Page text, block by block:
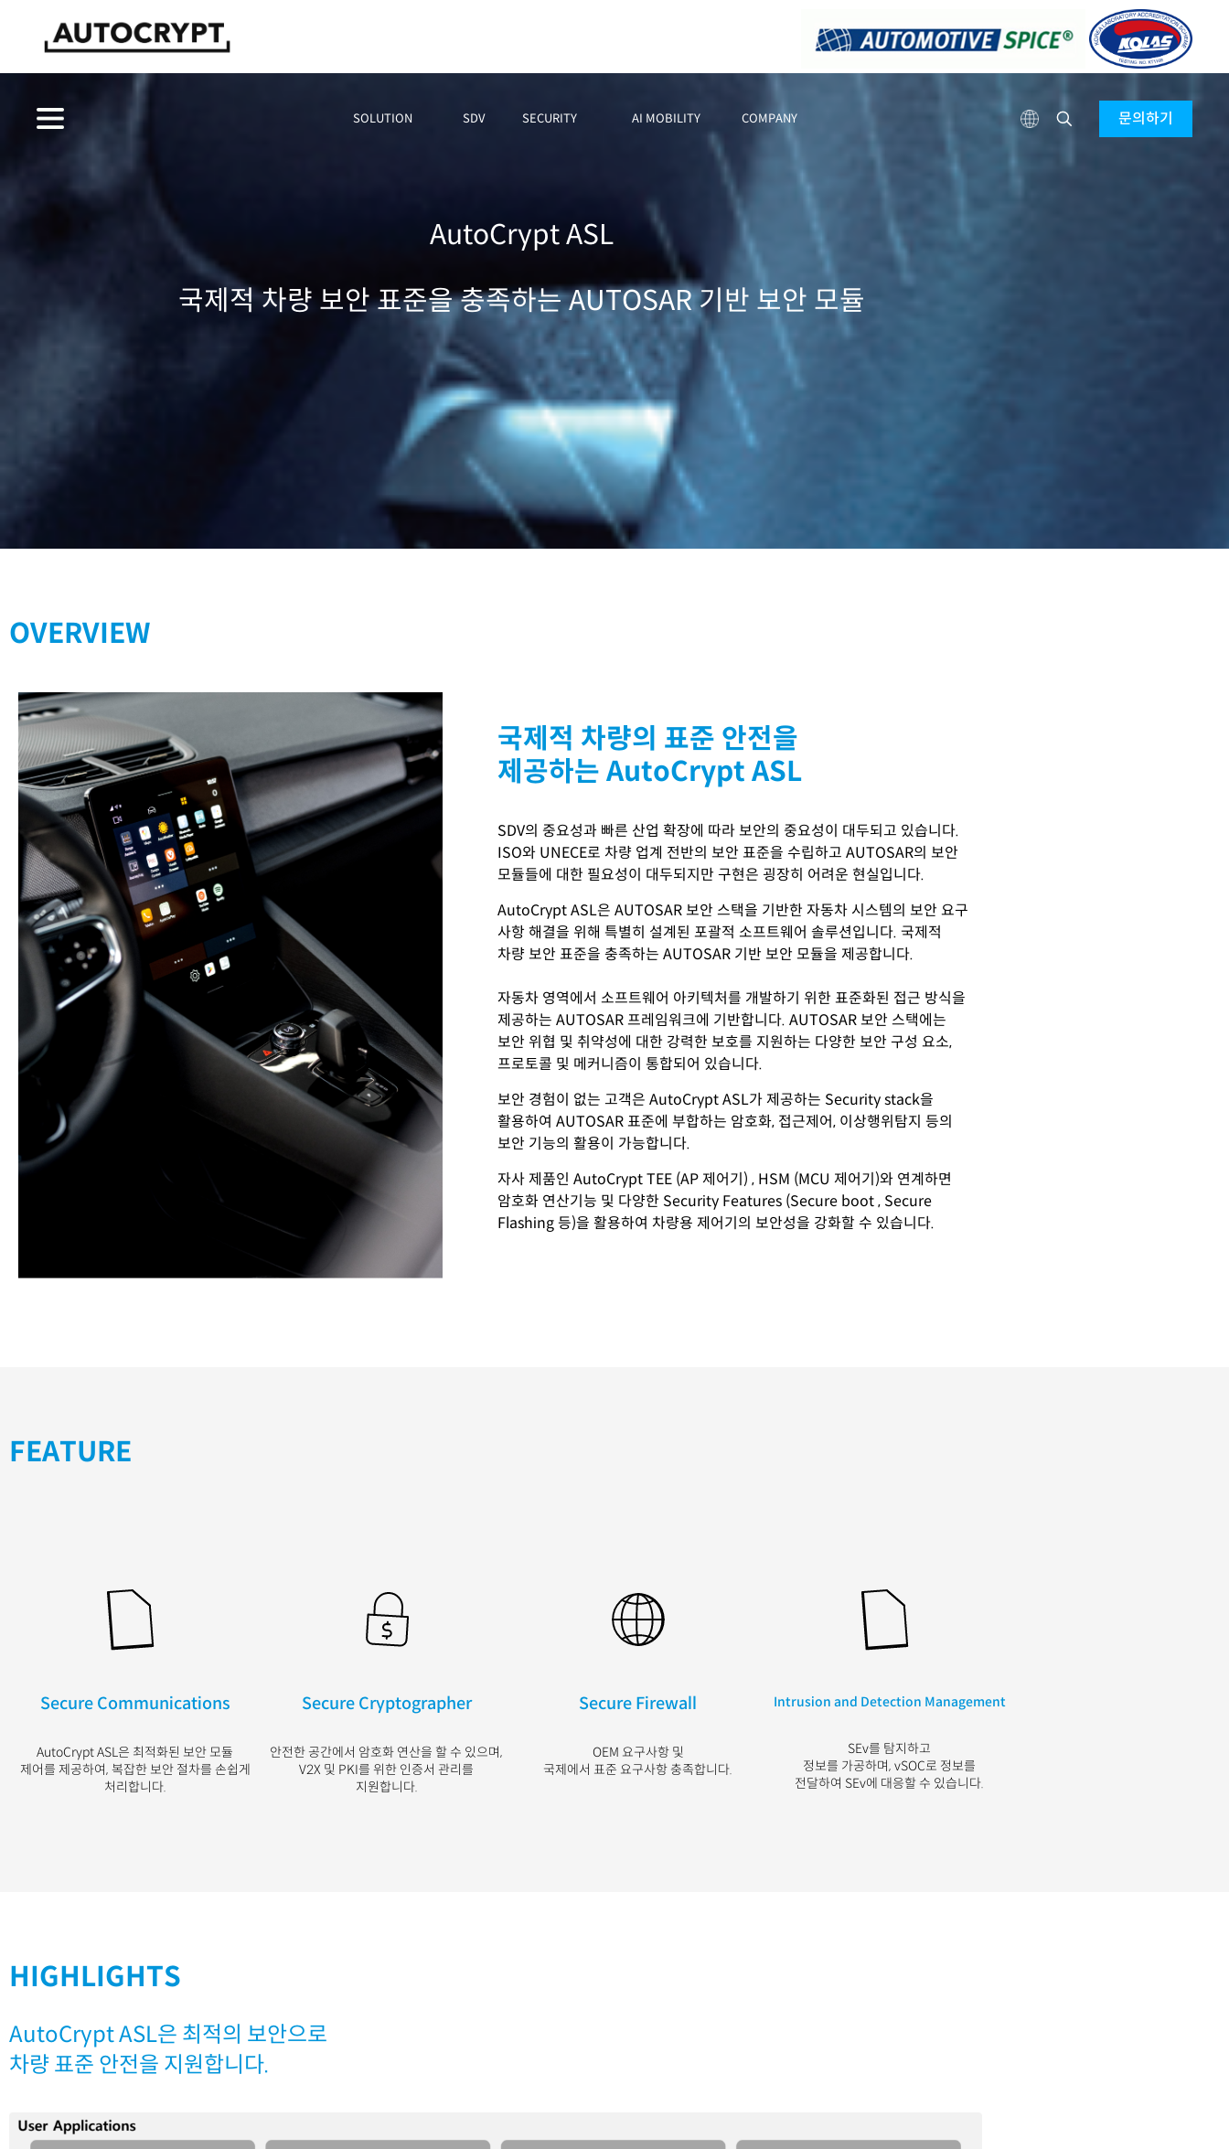
SOLUTION SDV SECURITY AI MOBILITY COMPANY 문의하기
AutoCrypt ASL
국제적 차량 보안 표준을 충족하는 AUTOSAR 기반 보안 모듈
OVERVIEW
국제적 차량의 표준 안전을
제공하는 AutoCrypt ASL
SDV의 중요성과 빠른 산업 확장에 따라 보안의 중요성이 대두되고 있습니다.
ISO와 UNECE로 차량 업계 전반의 보안 표준을 수립하고 AUTOSAR의 보안
모듈들에 대한 필요성이 대두되지만 구현은 굉장히 어려운 현실입니다.
AutoCrypt ASL은 AUTOSAR 보안 스택을 기반한 자동차 시스템의 보안 요구
사항 해결을 위해 특별히 설계된 포괄적 소프트웨어 솔루션입니다.국제적
차량 보안 표준을 충족하는 AUTOSAR 기반 보안 모듈을 제공합니다.
자동차 영역에서 소프트웨어 아키텍처를 개발하기 위한 표준화된 접근 방식을
제공하는 AUTOSAR 프레임워크에 기반합니다. AUTOSAR 보안 스택에는
보안 위협 및 취약성에 대한 강력한 보호를 지원하는 다양한 보안 구성 요소,
프로토콜 및 메커니즘이 통합되어 있습니다.
보안 경험이 없는 고객은 AutoCrypt ASL가 제공하는 Security stack을
활용하여 AUTOSAR 표준에 부합하는 암호화, 접근제어, 이상행위탐지 등의
보안 기능의 활용이 가능합니다.
자사 제품인 AutoCrypt TEE (AP 제어기) , HSM (MCU 제어기)와 연계하면
암호화 연산기능 및 다양한 Security Features (Secure boot , Secure
Flashing 등)을 활용하여 차량용 제어기의 보안성을 강화할 수 있습니다.
FEATURE
Secure Communications
AutoCrypt ASL은 최적화된 보안 모듈
제어를 제공하여, 복잡한 보안 절차를 손쉽게
처리합니다.
Secure Cryptographer
안전한 공간에서 암호화 연산을 할 수 있으며,
V2X 및 PKI를 위한 인증서 관리를
지원합니다.
Secure Firewall
OEM 요구사항 및
국제에서 표준 요구사항 충족합니다.
Intrusion and Detection Management
SEv를 탐지하고
정보를 가공하며, vSOC로 정보를
전달하여 SEv에 대응할 수 있습니다.
HIGHLIGHTS
AutoCrypt ASL은 최적의 보안으로
차량 표준 안전을 지원합니다.